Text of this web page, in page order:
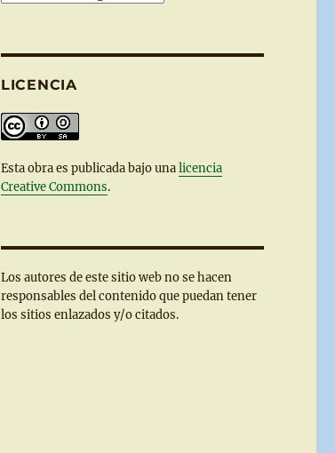
LICENCIA
Estaobraes publicada bajo unalicencia
Creative Commons.
Los autores de este sitio web no se hacen
responsables del contenido que puedan tener
los sitios enlazados y/o citados.